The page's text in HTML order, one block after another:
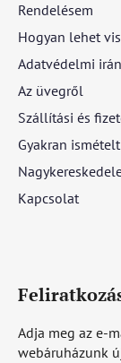
Rendelésem
Hogyan lehet
Adatvédelmi
Az üvegről
Szállítási és
Gyakran
Kapcsolat
Adja meg az e-
webáruházunk